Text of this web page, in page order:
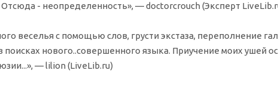
- неопределенность», — doctorcrouch (Эксперт
веселья с помощью слов, грусти экстаза, переполнение
нового..совершенного языка. Приучение моих ушей
— lilion (LiveLib.ru)